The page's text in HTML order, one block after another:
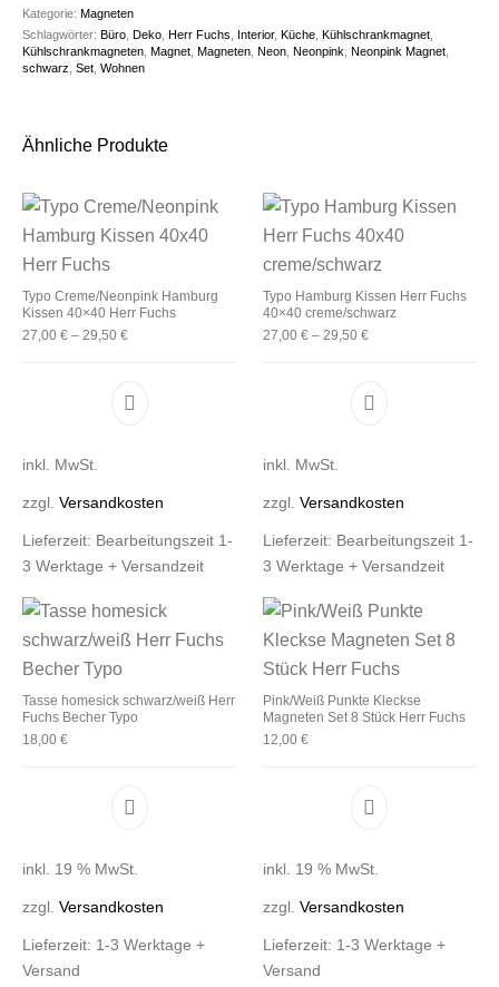
Kategorie:Magneten
Schlagwörter:Büro ,Deko ,Herr Fuchs Interior,Küche ,Kühlschrankmagnet
Kühlschrankmagneten ,Magnet ,Magneten ,Neon ,Neonpink ,Neonpink Magnet
schwarz ,Set ,Wohnen
Ähnliche Produkte
Typo Creme/Neonpink Hamburg
Kissen 40×40 Herr Fuchs
27,00€ – 29,50€
Dieses Produkt weist mehrere Varianten auf.
inkl. MwSt.
zzgl.Versandkosten
Lieferzeit: Bearbeitungszeit 1-
3 Werktage + Versandzeit
Typo Hamburg Kissen Herr Fuchs
40×40 creme/schwarz
27,00 € – 29,50 €
Dieses Produkt
inkl. MwSt.
zzgl. Versandkosten
Lieferzeit: Bearbeitungszeit 1-
3 Werktage + Versandzeit
Tasse homesick schwarz/weiß Herr
Fuchs Becher Typo
18,00€
inkl. 19 % MwSt.
zzgl.Versandkosten
Lieferzeit: 1-3 Werktage +
Versand
Pink/Weiß Punkte Kleckse
Magneten Set 8 Stück Herr Fuchs
12,00 €
inkl. 19 % MwSt.
zzgl. Versandkosten
Lieferzeit: 1-3 Werktage +
Versand